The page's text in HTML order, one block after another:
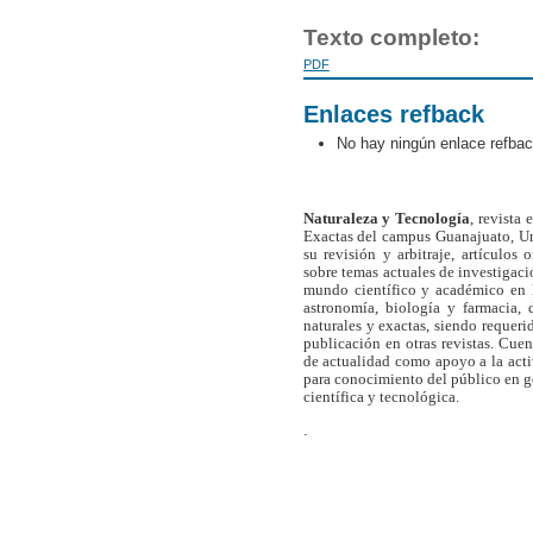
Texto completo:
PDF
Enlaces refback
No hay ningún enlace
Naturaleza y Tecnología, revista
Exactas del campus Guanajuato,
su revisión y arbitraje, artículos
sobre temas actuales de
mundo científico y académico en
astronomía, biología y farmacia,
naturales y exactas, siendo
publicación en otras revistas.
de actualidad como apoyo a la
para conocimiento del público en
científica y tecnológica.